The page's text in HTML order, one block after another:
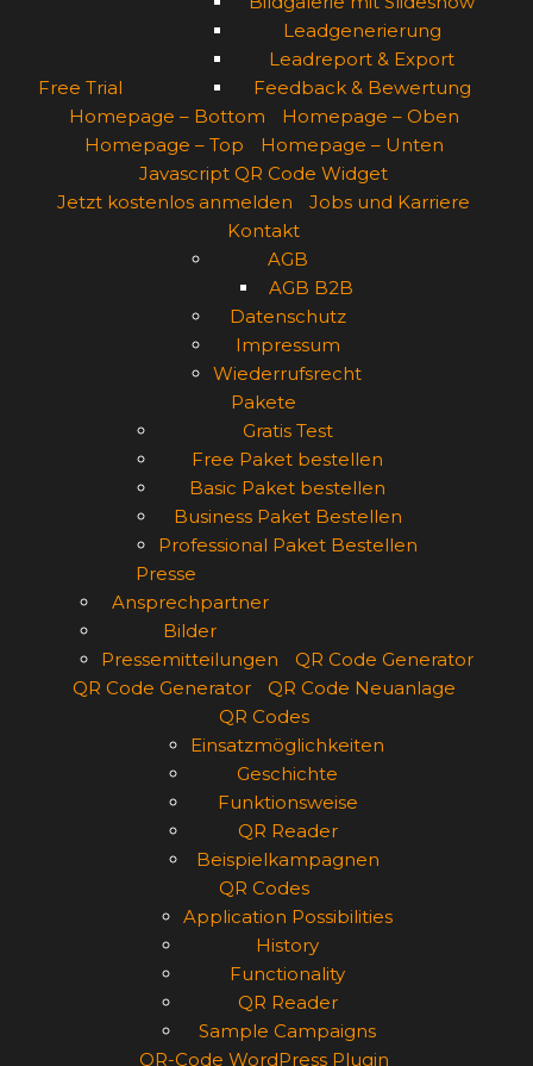
Free Trial
Leadgenerierung
Leadreport & Export
Feedback & Bewertung
Homepage – Bottom
Homepage – Oben
Homepage – Top
Homepage – Unten
Javascript QR Code Widget
Jetzt kostenlos anmelden
Jobs und Karriere
Kontakt
AGB
AGB B2B
Datenschutz
Impressum
Wiederrufsrecht
Pakete
Gratis Test
Free Paket bestellen
Basic Paket bestellen
Business Paket Bestellen
Professional Paket Bestellen
Presse
Ansprechpartner
Bilder
Pressemitteilungen
QR Code Generator
QR Code Generator
QR Code Neuanlage
QR Codes
Einsatzmöglichkeiten
Geschichte
Funktionsweise
QR Reader
Beispielkampagnen
QR Codes
Application Possibilities
History
Functionality
QR Reader
Sample Campaigns
QR-Code WordPress Plugin